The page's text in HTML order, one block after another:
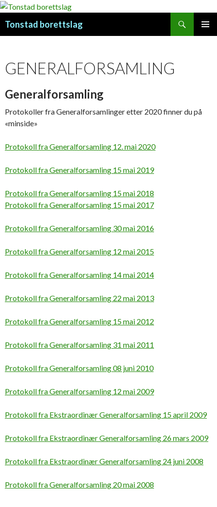
Tonstad borettslag
GENERALFORSAMLING
Generalforsamling
Protokoller fra Generalforsamlinger etter 2020 finner du på
«minside»
Protokoll fra Generalforsamling 12. mai 2020
Protokoll fra Generalforsamling 15 mai 2019
Protokoll fra Generalforsamling 15 mai 2018
Protokoll fra Generalforsamling 15 mai 2017
Protokoll fra Generalforsamling 30 mai 2016
Protokoll fra Generalforsamling 12 mai 2015
Protokoll fra Generalforsamling 14 mai 2014
Protokoll fra Generalforsamling 22 mai 2013
Protokoll fra Generalforsamling 15 mai 2012
Protokoll fra Generalforsamling 31 mai 2011
Protokoll fra Generalforsamling 08 juni 2010
Protokoll fra Generalforsamling 12 mai 2009
Protokoll fra Ekstraordinær Generalforsamling 15 april 2009
Protokoll fra Ekstraordinær Generalforsamling 26 mars 2009
Protokoll fra Ekstraordinær Generalforsamling 24 juni 2008
Protokoll fra Generalforsamling 20 mai 2008